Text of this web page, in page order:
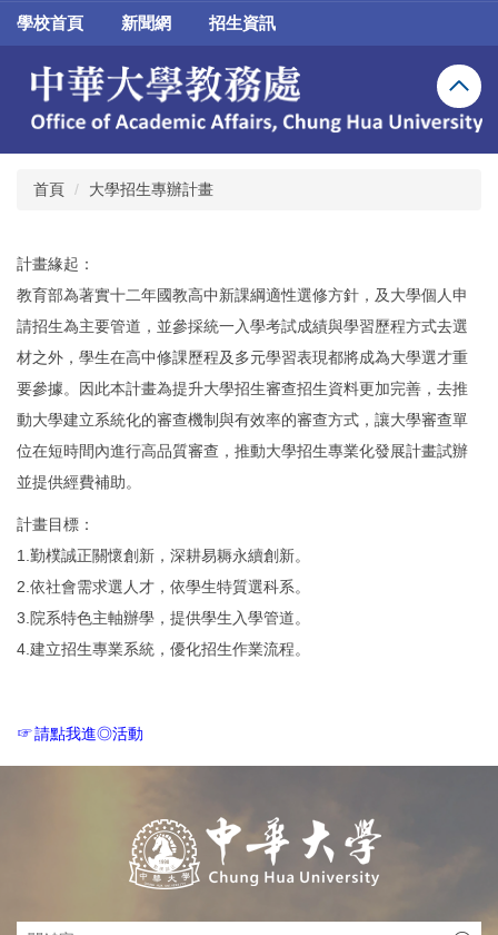
跳
區
學校首頁 新聞網 招生資訊
首頁 大學招生專辦計畫
計畫緣起：
教育部為著實十二年國教高中新課綱適性選修方針，及大學個人申
請招生為主要管道，並參採統一入學考試成績與學習歷程方式去選
材之外，學生在高中修課歷程及多元學習表現都將成為大學選才重
要參據。因此本計畫為提升大學招生審查招生資料更加完善，去推
動大學建立系統化的審查機制與有效率的審查方式，讓大學審查單
位在短時間內進行高品質審查，推動大學招生專業化發展計畫試辦
並提供經費補助。
計畫目標：
1.勤樸誠正關懷創新，深耕易耨永續創新。
2.依社會需求選人才，依學生特質選科系。
3.院系特色主軸辦學，提供學生入學管道。
4.建立招生專業系統，優化招生作業流程。
☞請點我進◎活動